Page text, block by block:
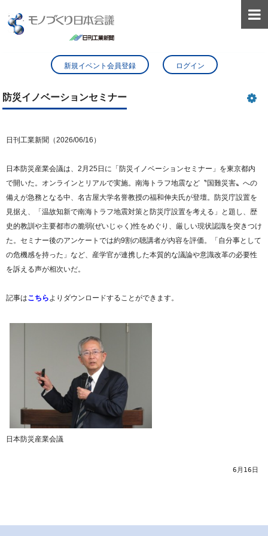

新規イベント会員登録 ログイン
防災イノベーションセミナー
日刊工業新聞（2026/06/16）
日本防災産業会議は、2月25日に「防災イノベーションセミナー」を東京都内
で開いた。オンラインとリアルで実施。南海トラフ地震など〝国難災害〟への
備えが急務となる中、名古屋大学名誉教授の福和伸夫氏が登壇。防災庁設置を
見据え、「温故知新で南海トラフ地震対策と防災庁設置を考える」と題し、歴
史的教訓や主要都市の脆弱(ぜいじゃく)性をめぐり、厳しい現状認識を突きつけ
た。セミナー後のアンケートでは約9割の聴講者が内容を評価。「自分事として
の危機感を持った」など、産学官が連携した本質的な議論や意識改革の必要性
を訴える声が相次いだ。
記事はこちら よりダウンロードすることができます。
日本防災産業会議
6月16日